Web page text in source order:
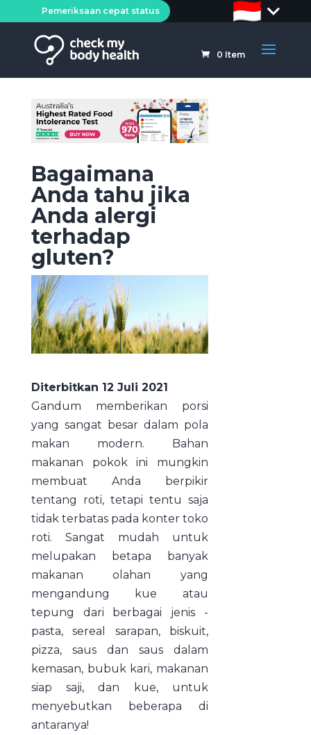
Pemeriksaan cepat status
0 Item
Bagaimana
Anda tahu jika
Anda alergi
terhadap
gluten?
Diterbitkan 12 Juli 2021
Gandum memberikan porsi
yang sangat besar dalam pola
makan modern. Bahan
makanan pokok ini mungkin
membuat Anda berpikir
tentang roti, tetapi tentu saja
tidak terbatas pada konter toko
roti. Sangat mudah untuk
melupakan betapa banyak
makanan olahan yang
mengandung kue atau
tepung dari berbagai jenis -
pasta, sereal sarapan, biskuit,
pizza, saus dan saus dalam
kemasan, bubuk kari, makanan
siap saji, dan kue, untuk
menyebutkan beberapa di
antaranya!